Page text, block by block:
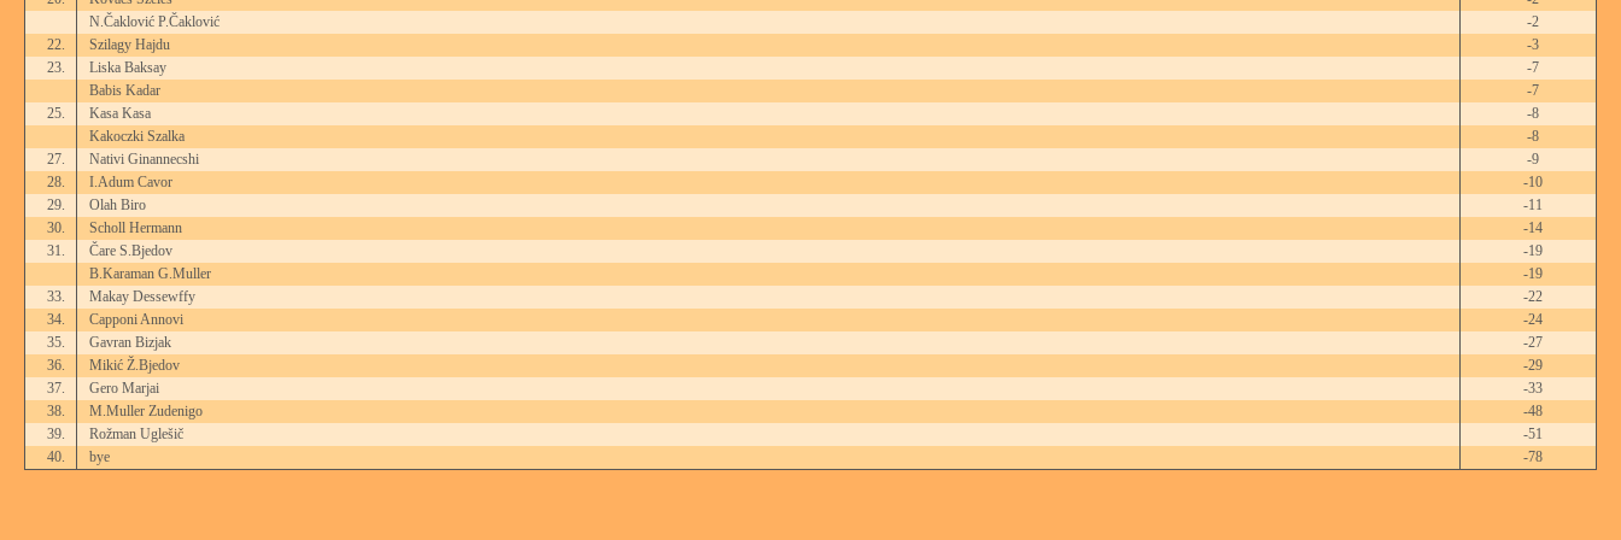
N.Čaklović P.Čaklović
-2
22.
Szilagy Hajdu
-3
23.
Liska Baksay
-7
Babis Kadar
-7
25.
Kasa Kasa
-8
Kakoczki Szalka
-8
27.
Nativi Ginannecshi
-9
28.
I.Adum Cavor
-10
29.
Olah Biro
-11
30.
Scholl Hermann
-14
31.
Čare S.Bjedov
-19
B.Karaman G.Muller
-19
33.
Makay Dessewffy
-22
34.
Capponi Annovi
-24
35.
Gavran Bizjak
-27
36.
Mikić Ž.Bjedov
-29
37.
Gero Marjai
-33
38.
M.Muller Zudenigo
-48
39.
Rožman Uglešič
-51
40.
bye -78